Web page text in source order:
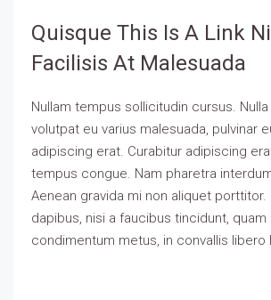
Quisque This Is A Link
Facilisis At Malesuada
Nullam tempus sollicitudin cursus.
volutpat eu varius malesuada, pulvinar
adipiscing erat. Curabitur adipiscing
tempus congue. Nam pharetra
Aenean gravida mi non aliquet porttitor.
dapibus, nisi a faucibus tincidunt, quam
condimentum metus, in convallis libero